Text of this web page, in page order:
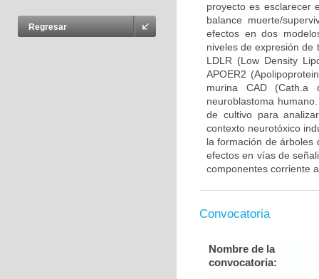
Regresar
proyecto es esclarecer
balance muerte/
efectos en dos
niveles de expresión de
LDLR (Low Density
APOER2
murina CAD (Cath.a
neuroblastoma
de cultivo para
contexto neurotóxico
la formación de árboles
efectos en vías de
componentes corriente
Convocatoria
Nombre de la
convocatoria: